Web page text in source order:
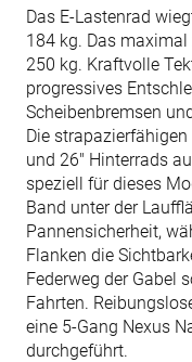
Das E-Lastenrad
184 kg. Das
250 kg. Kraftvolle
progressives
Scheibenbremsen
Die
und 26" Hinterrads
speziell für dieses
Band unter der
Pannensicherheit,
Flanken die
Federweg der Gabel
Fahrten.
eine 5-Gang Nexus
durchgeführt.